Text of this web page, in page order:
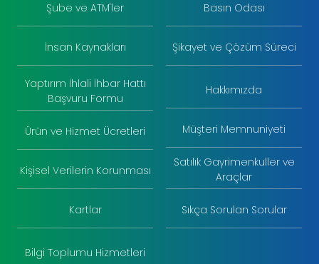
Şube ve ATM'ler
İnsan Kaynakları
Basın Odası
Şikayet ve Çözüm Süreci
Yaptırım İhlali İhbar Hattı
Başvuru Formu
Ürün ve Hizmet Ücretleri
Kişisel Verilerin Korunması
Kartlar
Hakkımızda
Müşteri Memnuniyeti
Satılık Gayrimenkuller ve
Araçlar
Sıkça Sorulan Sorular
Bilgi Toplumu Hizmetleri